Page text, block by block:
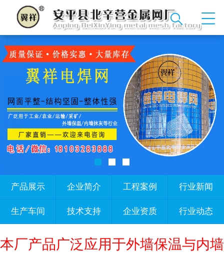
产品展示 企业简介 工程案例 行业新闻
生产车间 技术支持 企业资质 行业动态
联系我们
本厂产品广泛应用于外墙保温与内墙